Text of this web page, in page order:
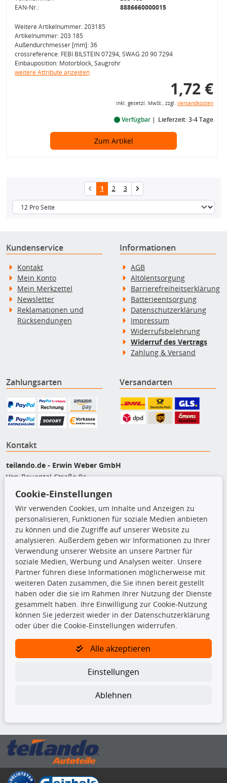
EAN-Nr.:
8886660000015
Weitere Artikelnummer: 203185
Artikelnummer: 203 185
Außendurchmesser [mm]: 36
crossreference: FEBI BILSTEIN 07294, SWAG 20 90 7294
Einbauposition: Motorblock, Saugrohr
weitere Attribute anzeigen
1,72 €
inkl. gesetzl. MwSt., zzgl. Versandkosten
Verfügbar Lieferzeit: 3-4 Tage
Zum Artikel
1 2 3
Kundenservice
Kontakt
Mein Konto
Mein Merkzettel
Newsletter
Reklamationen und
Rücksendungen
Informationen
AGB
Altölentsorgung
Barrierefreiheitserklärung
Batterieentsorgung
Datenschutzerklärung
Impressum
Widerrufsbelehrung
Widerruf des Vertrags
Zahlung & Versand
Zahlungsarten Versandarten
Kontakt
teilando.de - Erwin Weber GmbH
Von-Reuental-Straße 8a
85376 Hetzenhausen
+49 (0) 8165 / 5093200
shop@teilando.de
Top Produkte
Beleuchtung
Bremsbeläge
Bremsscheiben
Kupplungssatz
Querlenker
Radlager
Stoßdämpfer
vorherige Zustimmung von TecDoc zu vervielfältigen, zu verbreiten
und/oder diese Handlungen durch Dritte ausführen zu lassen. Ein
Zuwiderhandeln stellt eine Urheberrechtsverletzung dar und wird verfolgt.
Bitte prüfen Sie, ob das über unseren Onlineshop identifizierte Ersatzteil
Cookie-Einstellungen
Wir verwenden Cookies, um Inhalte und Anzeigen zu
personalisieren, Funktionen für soziale Medien anbieten
zu können und die Zugriffe auf unserer Website zu
analysieren. Außerdem geben wir Informationen zu Ihrer
Verwendung unserer Website an unsere Partner für
soziale Medien, Werbung und Analysen weiter. Unsere
Partner führen diese Informationen möglicherweise mit
weiteren Daten zusammen, die Sie ihnen bereit gestellt
haben oder die sie im Rahmen Ihrer Nutzung der Dienste
gesammelt haben. Ihre Einwilligung zur Cookie-Nutzung
können Sie jederzeit wieder in der Datenschutzerklärung
oder über die Cookie-Einstellungen widerrufen.
Alle akzeptieren
Einstellungen
Ablehnen